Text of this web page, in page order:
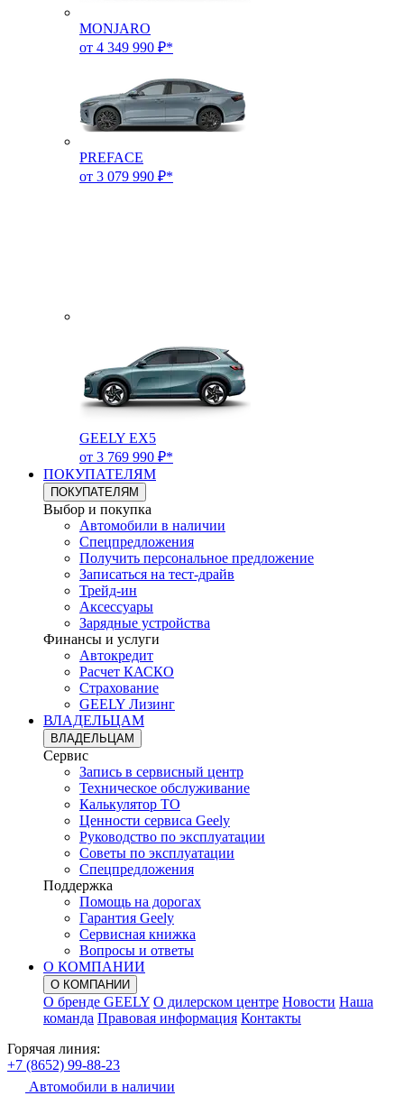
MONJARO
от 4 349 990 ₽*
PREFACE
от 3 079 990 ₽*
GEELY EX5
от 3 769 990 ₽*
ПОКУПАТЕЛЯМ
ПОКУПАТЕЛЯМ
Выбор и покупка
Автомобили в наличии
Спецпредложения
Получить персональное предложение
Записаться на тест-драйв
Трейд-ин
Аксессуары
Зарядные устройства
Финансы и услуги
Автокредит
Расчет КАСКО
Страхование
GEELY Лизинг
ВЛАДЕЛЬЦАМ
ВЛАДЕЛЬЦАМ
Сервис
Запись в сервисный центр
Техническое обслуживание
Калькулятор ТО
Ценности сервиса Geely
Руководство по эксплуатации
Советы по эксплуатации
Спецпредложения
Поддержка
Помощь на дорогах
Гарантия Geely
Сервисная книжка
Вопросы и ответы
О КОМПАНИИ
О КОМПАНИИ
О бренде GEELY О дилерском центре Новости Наша
команда Правовая информация Контакты
Горячая линия:
+7 (8652) 99-88-23
Автомобили в наличии